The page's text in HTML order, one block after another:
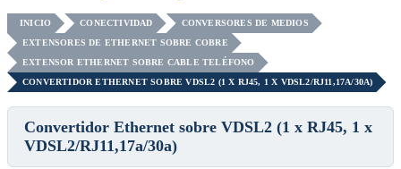
INICIO CONECTIVIDAD
CONVERSORES DE MEDIOS
EXTENSORES DE ETHERNET SOBRE COBRE
EXTENSOR ETHERNET SOBRE CABLE TELÉFONO
CONVERTIDOR ETHERNET SOBRE VDSL2 (1 X RJ45, 1 X VDSL2/RJ11,17A/30A)
Convertidor Ethernet sobre VDSL2 (1 x RJ45, 1 x
VDSL2/RJ11,17a/30a)